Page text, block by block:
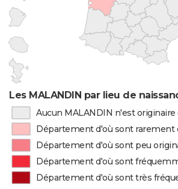
Les MALANDIN par lieu de
Aucun MALANDIN n'est
Département d'où sont rarement
Département d'où sont peu
Département d'où sont
Département d'où sont très